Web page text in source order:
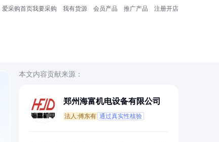
爱采购首页我要采购 我有货源 会员产品 推广产品 注册开店
本文内容贡献来源：
郑州海富机电设备有限公司
法人:傅东有 通过真实性核验